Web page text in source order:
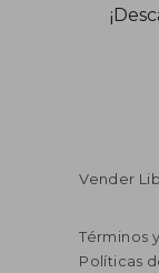
Vender
Términos
Políticas